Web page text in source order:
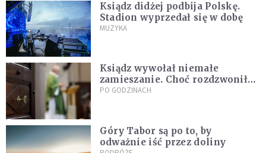
Ksiądz didżej podbija Polskę.
Stadion wyprzedał się w dobę
MUZYKA
Ksiądz wywołał niemałe
zamieszanie. Choć rozdzwoniły
się telefony z całego kraju,
PO GODZINACH
Góry Tabor są po to, by
odważnie iść przez doliny